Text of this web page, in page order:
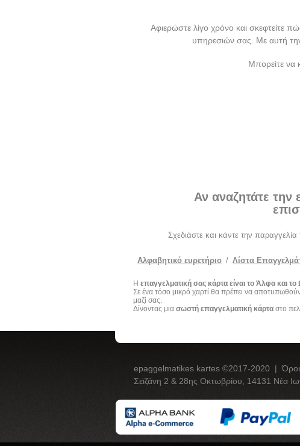
Αφιερώστε λίγο χρόνο και σκεφτείτε
υπηρεσιών σας. Με αυτή
Μπορείτε να
Αν αναζητάτε την
Σχεδιάστε και κάντε την
Αλφαβητικό ευρετήριο / Λίστα
Η επαγγελματική σας κάρτα είναι το Άλφα και
Σε ένα τόσο μικρό χαρτί θα πρέπει να
μαζί σας.
Δίνοντας μια σωστή επαγγελματική κάρτα στο
epaggelmatikes kartes ©2017-2020 |
Σεϊζάνη 2 & 28ης Οκτωβρίου, 14131 Νέα